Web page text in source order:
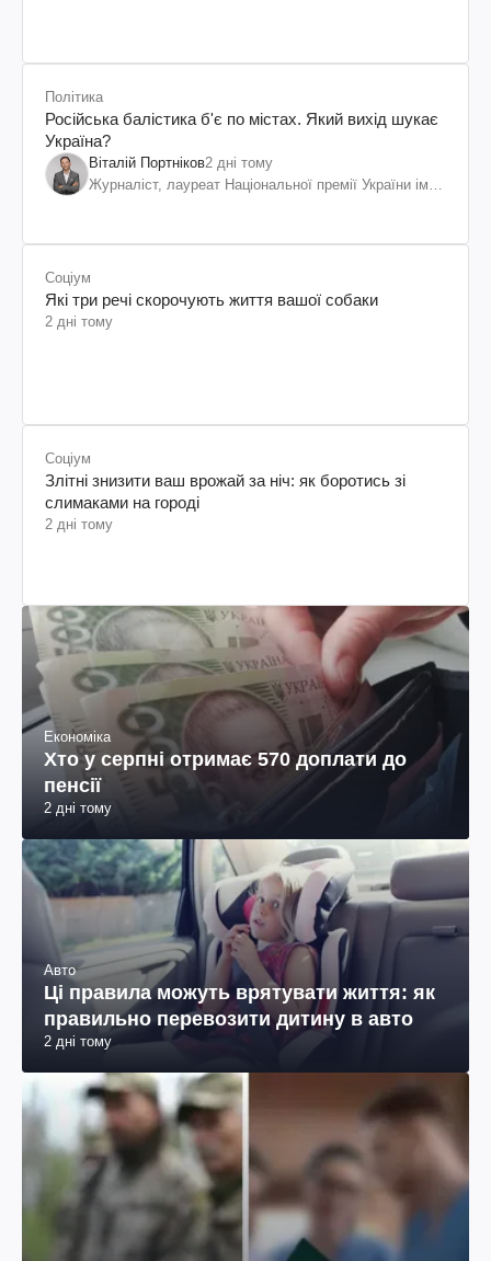
Політика
Російська балістика б'є по містах. Який вихід шукає
Україна?
Віталій Портніков2 дні тому
Журналіст, лауреат Національної премії України ім.
Соціум
Які три речі скорочують життя вашої собаки
2 дні тому
Соціум
Злітні знизити ваш врожай за ніч: як боротись зі
слимаками на городі
2 дні тому
Економіка
Хто у серпні отримає 570 доплати до
пенсії
2 дні тому
Авто
Ці правила можуть врятувати життя: як
правильно перевозити дитину в авто
2 дні тому